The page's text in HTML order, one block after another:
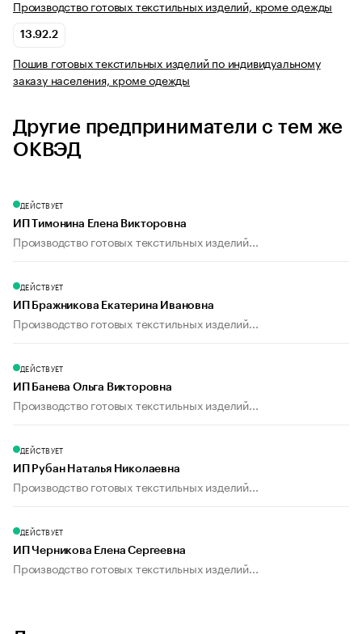
Производство готовых текстильных изделий, кроме одежды
13.92.2
Пошив готовых текстильных изделий по индивидуальному
заказу населения, кроме одежды
Другие предприниматели с тем же
ОКВЭД
ДЕЙСТВУЕТ
ИП Тимонина Елена Викторовна
Производство готовых текстильных изделий...
ДЕЙСТВУЕТ
ИП Бражникова Екатерина Ивановна
Производство готовых текстильных изделий...
ДЕЙСТВУЕТ
ИП Банева Ольга Викторовна
Производство готовых текстильных изделий...
ДЕЙСТВУЕТ
ИП Рубан Наталья Николаевна
Производство готовых текстильных изделий...
ДЕЙСТВУЕТ
ИП Черникова Елена Сергеевна
Производство готовых текстильных изделий...